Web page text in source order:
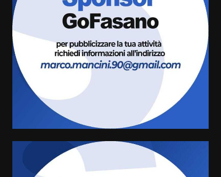
“I Contestatori: Musica di
Rivoluzione”: nuovo
appuntamento con “Fasano in
Banda”
7 Agosto 2026 06:05
US Fasano, Scianaro: “Profonda
amarezza per esclusione dal
campionato di calcio”
Fasanese ferito a colpi di arma
da fuoco
6 Agosto 2026 18:13